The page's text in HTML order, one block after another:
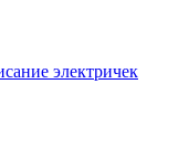
электричек